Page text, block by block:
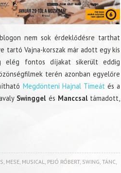
nem sok érdeklődésre tarthat
tartó Vajna-korszak már adott egy kis
elég fontos díjakat sikerült eddig
terén azonban egyelőre
Megdönteni Hajnal Tímeát és a
Swinggelés Manccsaltámadott,
, MESE, MUSICAL, PEJÓ RÓBERT, SWING, TÁNC,